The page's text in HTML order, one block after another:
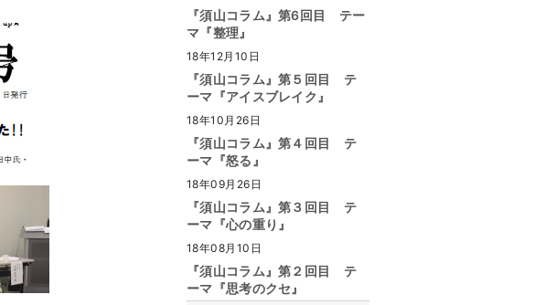
『須山コラム』第6回目 テー
マ『整理』
18年12月10日
『須山コラム』第５回目 テ
ーマ『アイスブレイク』
18年10月26日
『須山コラム』第４回目 テ
ーマ『怒る』
18年09月26日
『須山コラム』第３回目 テ
ーマ『心の重り』
18年08月10日
『須山コラム』第２回目 テ
ーマ『思考のクセ』